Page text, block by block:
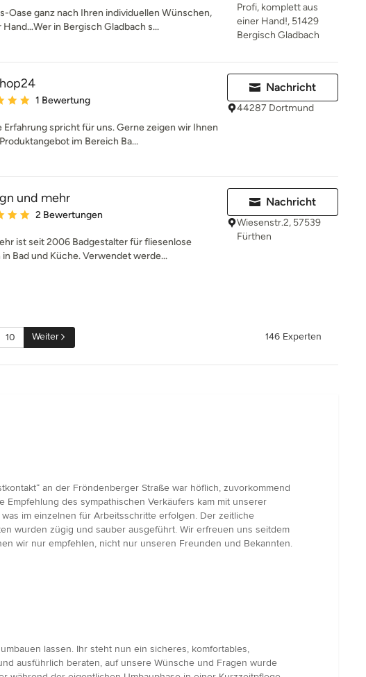
Oase ganz nach Ihren individuellen Wünschen,
in Bergisch Gladbach s...
Profi, komplett aus
einer Hand!, 51429
Bergisch Gladbach
Bewertung: 5 von 5 Sternen
1 Bewertung
Erfahrung spricht für uns. Gerne zeigen wir Ihnen
im Bereich Ba...
Nachricht
44287 Dortmund
und mehr
Bewertung: 5 von 5 Sternen
2 Bewertungen
ist seit 2006 Badgestalter für fliesenlose
Bad und Küche. Verwendet werde...
Nachricht
Wiesenstr.2, 57539
Fürthen
10 Weiter 146 Experten
an der Fröndenberger Straße war höflich, zuvorkommend
des sympathischen Verkäufers kam mit unserer
im einzelnen für Arbeitsschritte erfolgen. Der zeitliche
wurden zügig und sauber ausgeführt. Wir erfreuen uns seitdem
wir nur empfehlen, nicht nur unseren Freunden und Bekannten.
lassen. Ihr steht nun ein sicheres, komfortables,
ausführlich beraten, auf unsere Wünsche und Fragen wurde